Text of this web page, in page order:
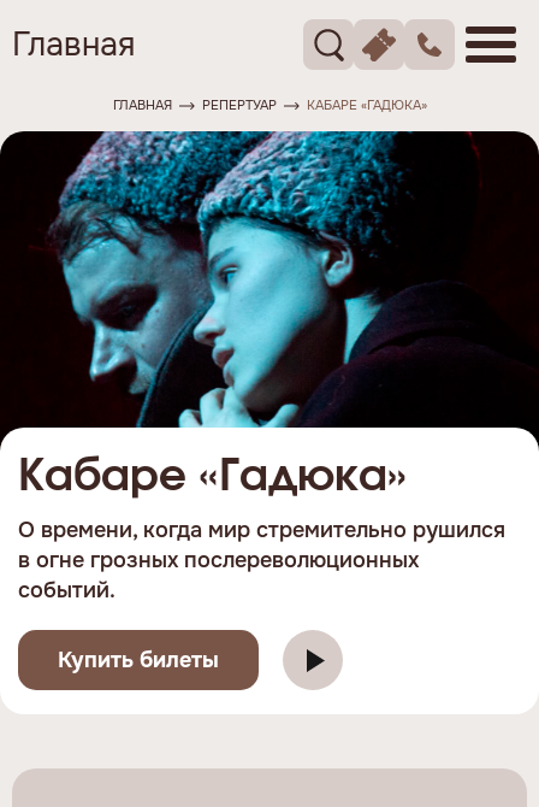
Главная
ГЛАВНАЯ РЕПЕРТУАР КАБАРЕ «ГАДЮКА»
Кабаре «Гадюка»
О времени, когда мир стремительно рушился
в огне грозных послереволюционных
событий.
Купить билеты